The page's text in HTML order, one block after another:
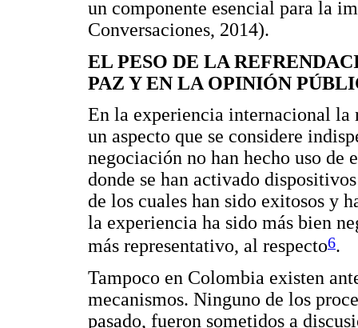
un componente esencial para la
Conversaciones, 2014).
EL PESO DE LA
PAZ Y EN LA OPINIÓN
En la experiencia internacional la
un aspecto que se considere
negociación no han hecho uso de
donde se han activado
de los cuales han sido exitosos y
la experiencia ha sido más bien
más representativo, al respecto6.
Tampoco en Colombia existen
mecanismos. Ninguno de los
pasado, fueron sometidos a